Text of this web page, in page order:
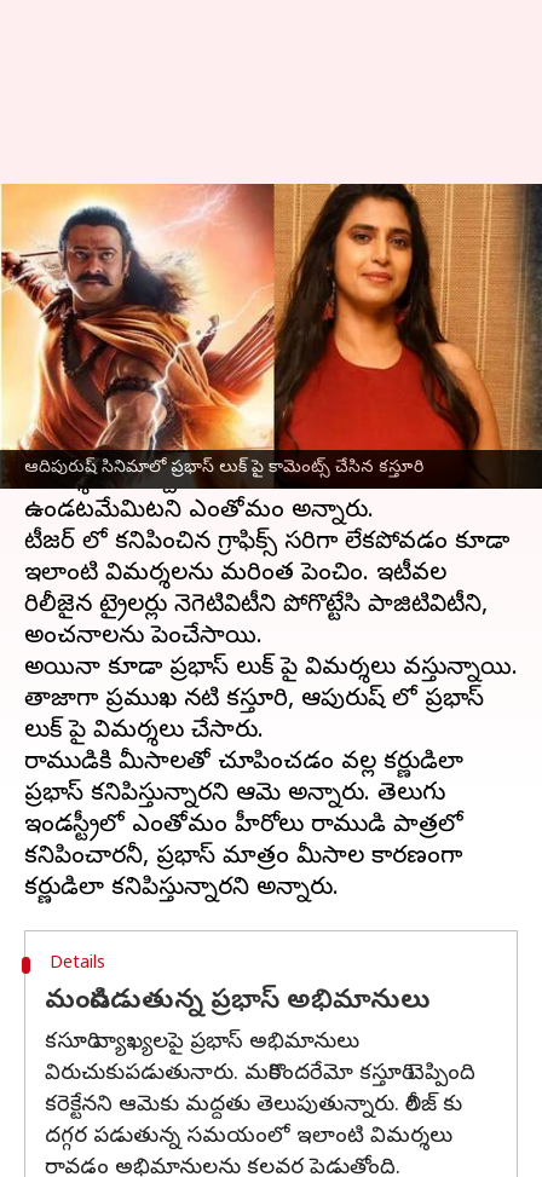
ఆదిపురుష్ సినిమాలో ప్రభాస్ లుక్ పై కామెంట్స్ చేసిన కస్తూరి
రాముడిలా కాదు కర్ణుడిలా ఉన్నాడు:
ఆదిపురుష్ సినిమాలో ప్రభాస్ లుక్ పై
సీరియల్ నటి కామెంట్స్
వ్రాసిన వారు Sriram Pranateja Jun 09, 2023 05:32 pm
ఈ వార్తాకథనం ఏంటి
ఆదిపురుష్టీజర్ రిలీజైనప్పుడుప్రభాస్లుక్ పై అనేక
విమర్శలు వచ్చాయి. రాముడికి మీసాలు
ఉండటమేమిటని ఎంతోమంది అన్నారు.
టీజర్ లో కనిపించిన గ్రాఫిక్స్ సరిగా లేకపోవడం కూడా
ఇలాంటి విమర్శలను మరింత పెంచింది. ఇటీవల
రిలీజైన ట్రైలర్లు నెగెటివిటీని పోగొట్టేసి పాజిటివిటీని,
అంచనాలను పెంచేసాయి.
అయినా కూడా ప్రభాస్ లుక్ పై విమర్శలు వస్తున్నాయి.
తాజాగా ప్రముఖ నటి కస్తూరి, ఆదిపురుష్ లో ప్రభాస్
లుక్ పై విమర్శలు చేసారు.
రాముడికి మీసాలతో చూపించడం వల్ల కర్ణుడిలా
ప్రభాస్ కనిపిస్తున్నారని ఆమె అన్నారు. తెలుగు
ఇండస్ట్రీలో ఎంతోమంది హీరోలు రాముడి పాత్రలో
కనిపించారనీ, ప్రభాస్ మాత్రం మీసాల కారణంగా
Details
మండిపడుతున్న ప్రభాస్ అభిమానులు
కసూరి వ్యాఖ్యలపై ప్రభాస్ అభిమానులు
విరుచుకుపడుతునారు. మరికొందరేమో కస్తూరి చెప్పింది
కరెక్టేనని ఆమెకు మద్దతు తెలుపుతున్నారు. రిలీజ్ కు
దగ్గర పడుతున్న సమయంలో ఇలాంటి విమర్శలు
రావడం అభిమానులను కలవర పెడుతోంది.